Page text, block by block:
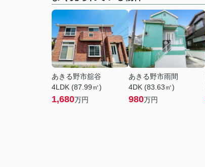
あきる野市舘谷
4LDK (87.99㎡)
1,680万円
あきる野市雨間
4DK (83.63㎡)
980万円